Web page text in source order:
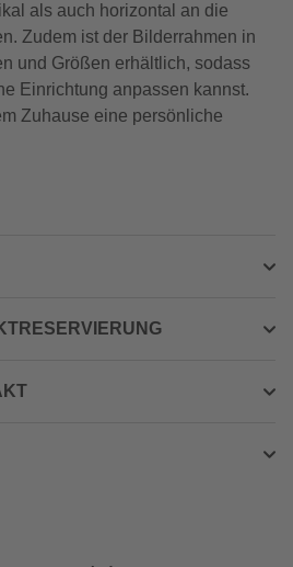
als auch horizontal an die
Zudem ist der Bilderrahmen in
und Größen erhältlich, sodass
Einrichtung anpassen kannst.
Zuhause eine persönliche